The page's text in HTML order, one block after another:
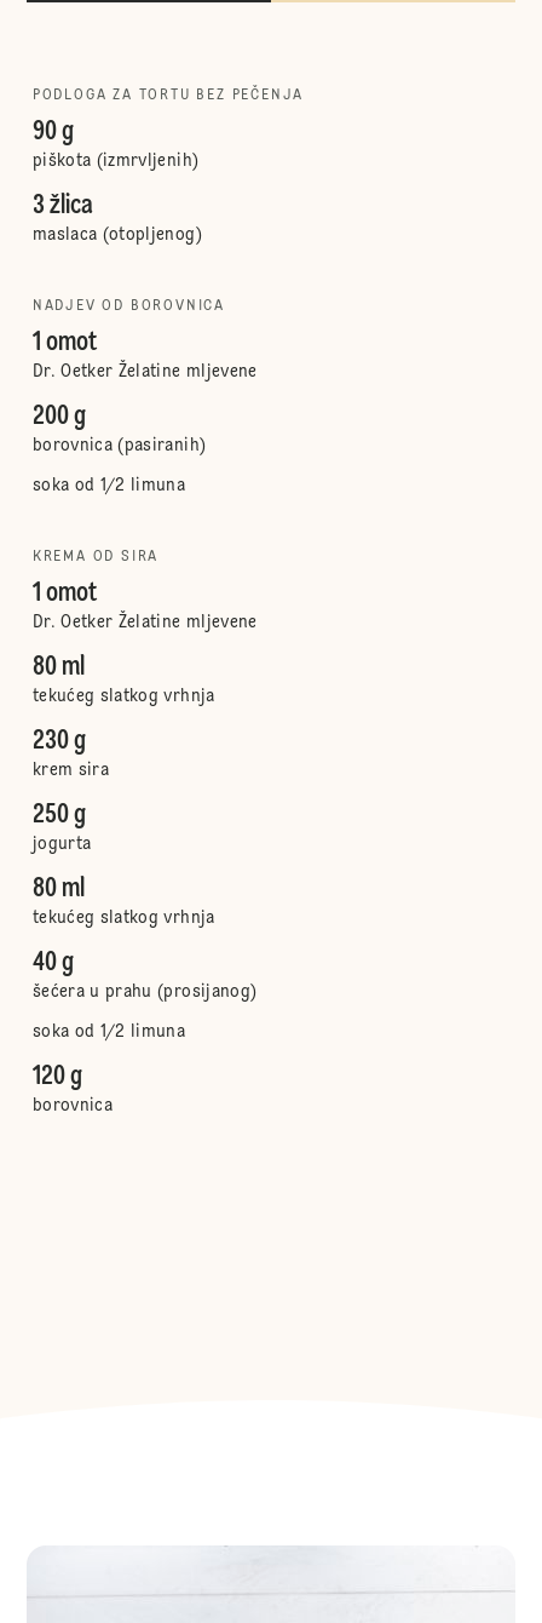
PODLOGA ZA TORTU BEZ PEČENJA
90 g
piškota (izmrvljenih)
3 žlica
maslaca (otopljenog)
NADJEV OD BOROVNICA
1 omot
Dr. Oetker Želatine mljevene
200 g
borovnica (pasiranih)
soka od 1/2 limuna
KREMA OD SIRA
1 omot
Dr. Oetker Želatine mljevene
80 ml
tekućeg slatkog vrhnja
230 g
krem sira
250 g
jogurta
80 ml
tekućeg slatkog vrhnja
40 g
šećera u prahu (prosijanog)
soka od 1/2 limuna
120 g
borovnica